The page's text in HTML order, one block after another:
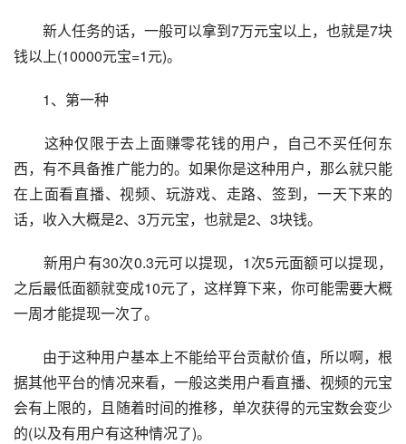
新人任务的话，一般可以拿到7万元宝以上，也就是7块
钱以上(10000元宝=1元)。
1、第一种
这种仅限于去上面赚零花钱的用户，自己不买任何东
西，有不具备推广能力的。如果你是这种用户，那么就只能
在上面看直播、视频、玩游戏、走路、签到，一天下来的
话，收入大概是2、3万元宝，也就是2、3块钱。
新用户有30次0.3元可以提现，1次5元面额可以提现，
之后最低面额就变成10元了，这样算下来，你可能需要大概
一周才能提现一次了。
由于这种用户基本上不能给平台贡献价值，所以啊，根
据其他平台的情况来看，一般这类用户看直播、视频的元宝
会有上限的，且随着时间的推移，单次获得的元宝数会变少
的(以及有用户有这种情况了)。